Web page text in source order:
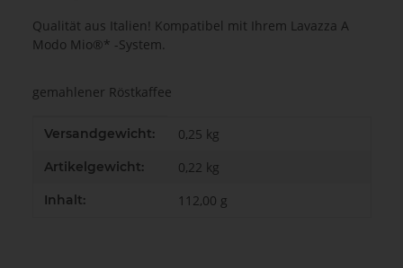
Qualität aus Italien! Kompatibel mit Ihrem Lavazza A
Modo Mio®* -System.
gemahlener Röstkaffee
Produkteigenschaft
Wert
Versandgewicht: 0,25 kg
Artikelgewicht: 0,22 kg
Inhalt: 112,00 g